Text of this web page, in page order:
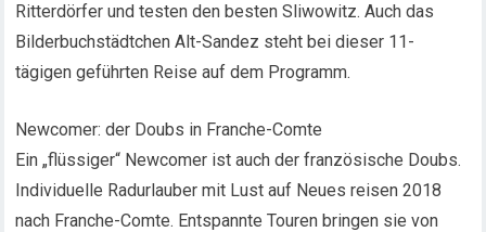
Ritterdörfer und testen den besten Sliwowitz. Auch das
Bilderbuchstädtchen Alt-Sandez steht bei dieser 11-
tägigen geführten Reise auf dem Programm.
Newcomer: der Doubs in Franche-Comte
Ein „flüssiger“ Newcomer ist auch der französische Doubs.
Individuelle Radurlauber mit Lust auf Neues reisen 2018
nach Franche-Comte. Entspannte Touren bringen sie von